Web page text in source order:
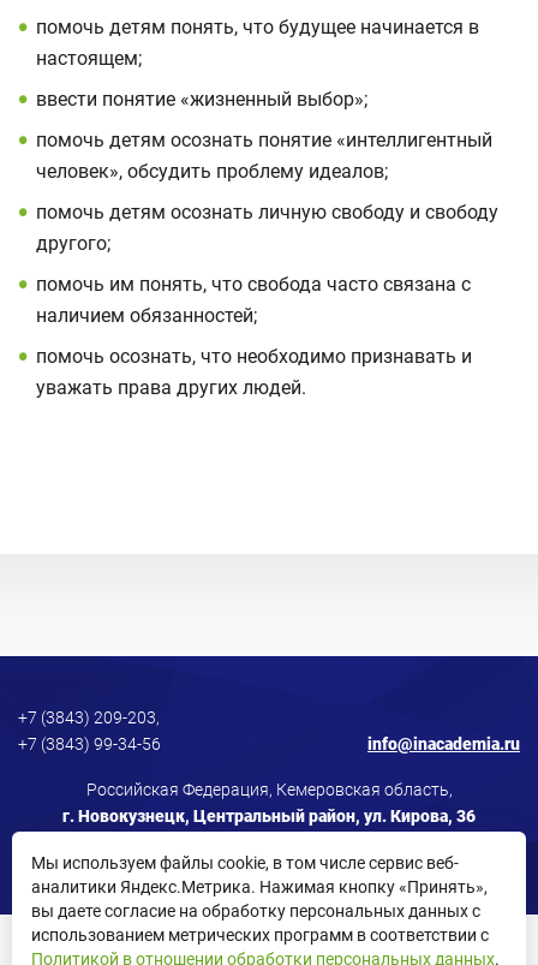
помочь детям понять, что будущее начинается в
настоящем;
ввести понятие «жизненный выбор»;
помочь детям осознать понятие «интеллигентный
человек», обсудить проблему идеалов;
помочь детям осознать личную свободу и свободу
другого;
помочь им понять, что свобода часто связана с
наличием обязанностей;
помочь осознать, что необходимо признавать и
уважать права других людей.
+7 (3843) 209-203,
+7 (3843) 99-34-56
info@inacademia.ru
Российская Федерация, Кемеровская область,
г. Новокузнецк, Центральный район, ул. Кирова, 36
Политика в отношении обработки персональных данных
Мы используем файлы cookie, в том числе сервис веб-
аналитики Яндекс.Метрика. Нажимая кнопку «Принять»,
вы даете согласие на обработку персональных данных с
использованием метрических программ в соответствии с
Политикой в отношении обработки персональных данных.